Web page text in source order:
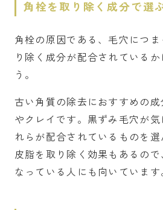
角栓を取り除く成分で選
角栓の原因である、毛穴につ
り除く成分が配合されている
う。
古い角質の除去におすすめの
やクレイです。黒ずみ毛穴が
れらが配合されているものを
皮脂を取り除く効果もあるの
なっている人にも向いています